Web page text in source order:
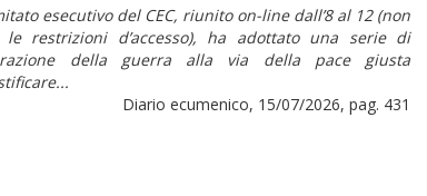
esecutivo del CEC, riunito on-line dall’8 al 12 (non
restrizioni d’accesso), ha adottato una serie di
della guerra alla via della pace giusta
Diario ecumenico, 15/07/2026, pag. 431